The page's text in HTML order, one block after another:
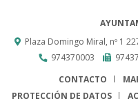
Plaza Domingo Miral, nº 1
974370003
CONTACTO
PROTECCIÓN DE DATOS